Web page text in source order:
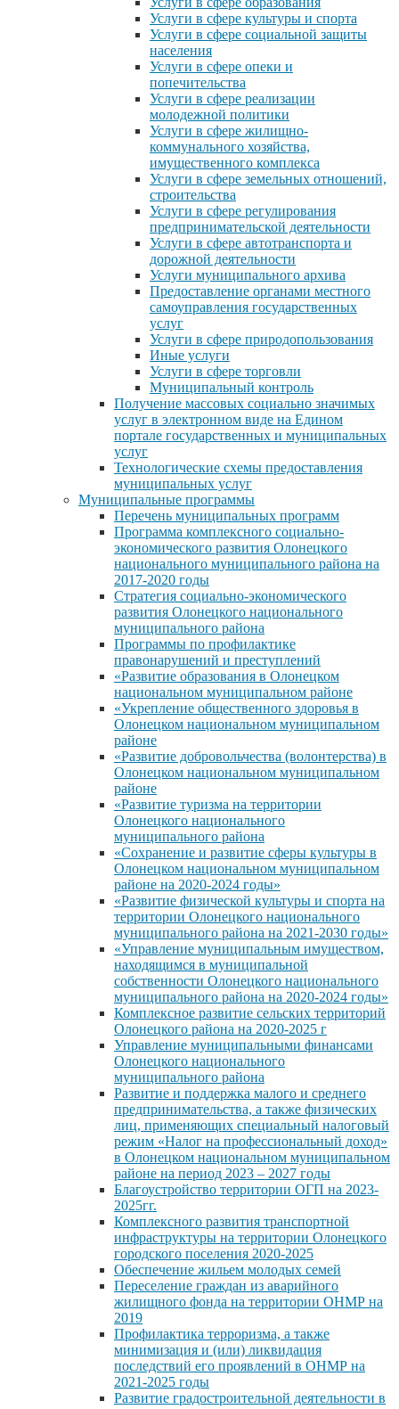
Услуги в сфере культуры и спорта
Услуги в сфере социальной защиты
населения
Услуги в сфере опеки и
попечительства
Услуги в сфере реализации
молодежной политики
Услуги в сфере жилищно-
коммунального хозяйства,
имущественного комплекса
Услуги в сфере земельных отношений,
строительства
Услуги в сфере регулирования
предпринимательской деятельности
Услуги в сфере автотранспорта и
дорожной деятельности
Услуги муниципального архива
Предоставление органами местного
самоуправления государственных
услуг
Услуги в сфере природопользования
Иные услуги
Услуги в сфере торговли
Муниципальный контроль
Получение массовых социально значимых
услуг в электронном виде на Едином
портале государственных и муниципальных
услуг
Технологические схемы предоставления
муниципальных услуг
Муниципальные программы
Перечень муниципальных программ
Программа комплексного социально-
экономического развития Олонецкого
национального муниципального района на
2017-2020 годы
Стратегия социально-экономического
развития Олонецкого национального
муниципального района
Программы по профилактике
правонарушений и преступлений
«Развитие образования в Олонецком
национальном муниципальном районе
«Укрепление общественного здоровья в
Олонецком национальном муниципальном
районе
«Развитие добровольчества (волонтерства) в
Олонецком национальном муниципальном
районе
«Развитие туризма на территории
Олонецкого национального
муниципального района
«Сохранение и развитие сферы культуры в
Олонецком национальном муниципальном
районе на 2020-2024 годы»
«Развитие физической культуры и спорта на
территории Олонецкого национального
муниципального района на 2021-2030 годы»
«Управление муниципальным имуществом,
находящимся в муниципальной
собственности Олонецкого национального
муниципального района на 2020-2024 годы»
Комплексное развитие сельских территорий
Олонецкого района на 2020-2025 г
Управление муниципальными финансами
Олонецкого национального
муниципального района
Развитие и поддержка малого и среднего
предпринимательства, а также физических
лиц, применяющих специальный налоговый
режим «Налог на профессиональный доход»
в Олонецком национальном муниципальном
районе на период 2023 – 2027 годы
Благоустройство территории ОГП на 2023-
2025гг.
Комплексного развития транспортной
инфраструктуры на территории Олонецкого
городского поселения 2020-2025
Обеспечение жильем молодых семей
Переселение граждан из аварийного
жилищного фонда на территории ОНМР на
2019
Профилактика терроризма, а также
минимизация и (или) ликвидация
последствий его проявлений в ОНМР на
2021-2025 годы
Развитие градостроительной деятельности в